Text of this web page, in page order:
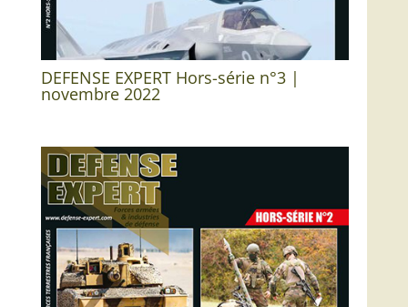
DEFENSE EXPERT Hors-série n°3 |
novembre 2022